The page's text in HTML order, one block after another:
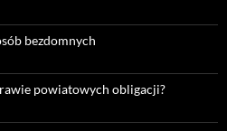
bezdomnych
powiatowych obligacji?